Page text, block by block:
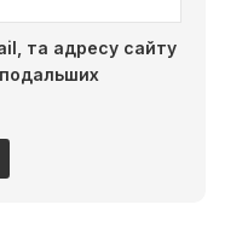
та адресу сайту